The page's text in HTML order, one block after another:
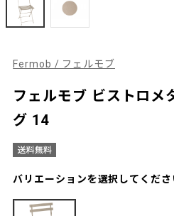
Fermob / フェルモブ
フェルモブ ビストロメ
グ 14
バリエーションを選択してくださ